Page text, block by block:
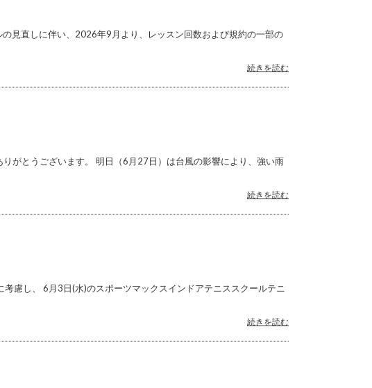
見直しに伴い、2026年9月より、レッスン回数および規約の一部の
続きを読む
がとうございます。 明日（6月27日）は台風の影響により、強い雨
続きを読む
慮し、 6月3日(水)のスポーツマックスインドアテニススクールテニ
続きを読む